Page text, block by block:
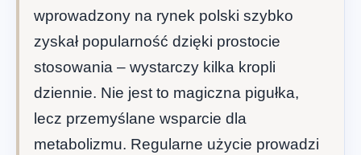
wprowadzony na rynek polski szybko
zyskał popularność dzięki prostocie
stosowania – wystarczy kilka kropli
dziennie. Nie jest to magiczna pigułka,
lecz przemyślane wsparcie dla
metabolizmu. Regularne użycie prowadzi